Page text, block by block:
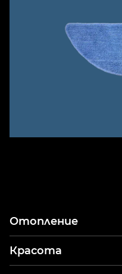
Отопление
Красота